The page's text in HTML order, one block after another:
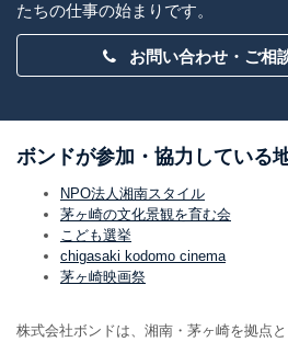
たちの仕事の始まりです。
お問い合わせ・ご相
ボンドが参加・協力している
NPO法人湘南スタイル
茅ヶ崎の文化景観を育む会
こども選挙
chigasaki kodomo cinema
茅ヶ崎映画祭
株式会社ボンドは、湘南・茅ヶ崎を拠点